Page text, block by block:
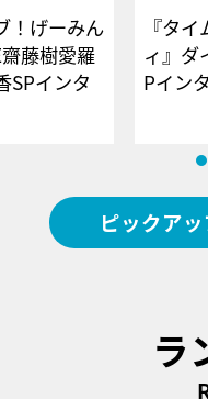
！げーみん
藤樹愛羅
SPインタ
『タ
ィ』ダ
Pイ
ピックア
ラ